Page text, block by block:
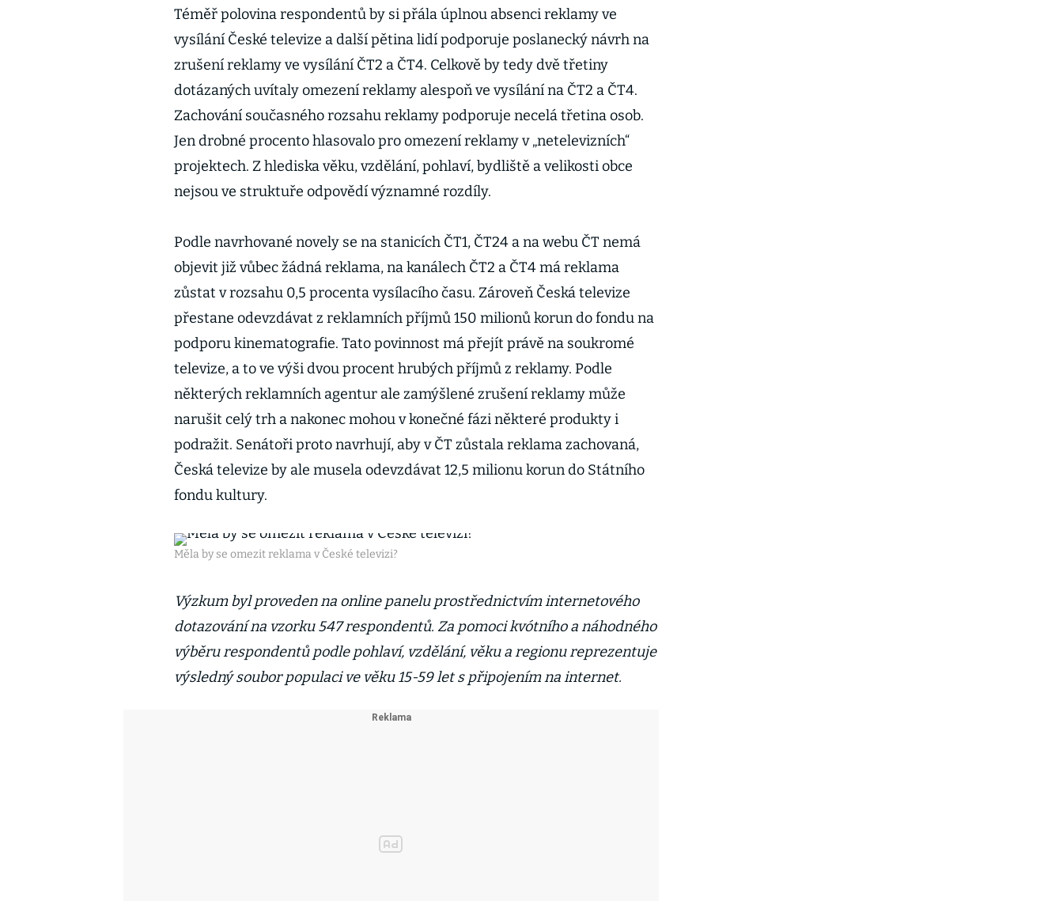
Téměř polovina respondentů by si přála úplnou absenci reklamy ve
vysílání České televize a další pětina lidí podporuje poslanecký návrh na
zrušení reklamy ve vysílání ČT2 a ČT4. Celkově by tedy dvě třetiny
dotázaných uvítaly omezení reklamy alespoň ve vysílání na ČT2 a ČT4.
Zachování současného rozsahu reklamy podporuje necelá třetina osob.
Jen drobné procento hlasovalo pro omezení reklamy v „netelevizních“
projektech. Z hlediska věku, vzdělání, pohlaví, bydliště a velikosti obce
nejsou ve struktuře odpovědí významné rozdíly.
Podle navrhované novely se na stanicích ČT1, ČT24 a na webu ČT nemá
objevit již vůbec žádná reklama, na kanálech ČT2 a ČT4 má reklama
zůstat v rozsahu 0,5 procenta vysílacího času. Zároveň Česká televize
přestane odevzdávat z reklamních příjmů 150 milionů korun do fondu na
podporu kinematografie. Tato povinnost má přejít právě na soukromé
televize, a to ve výši dvou procent hrubých příjmů z reklamy. Podle
některých reklamních agentur ale zamýšlené zrušení reklamy může
narušit celý trh a nakonec mohou v konečné fázi některé produkty i
podražit. Senátoři proto navrhují, aby v ČT zůstala reklama zachovaná,
Česká televize by ale musela odevzdávat 12,5 milionu korun do Státního
fondu kultury.
Měla by se omezit reklama v České televizi?
Výzkum byl proveden na online panelu prostřednictvím internetového
dotazování na vzorku 547 respondentů. Za pomoci kvótního a náhodného
výběru respondentů podle pohlaví, vzdělání, věku a regionu reprezentuje
výsledný soubor populaci ve věku 15-59 let s připojením na internet.